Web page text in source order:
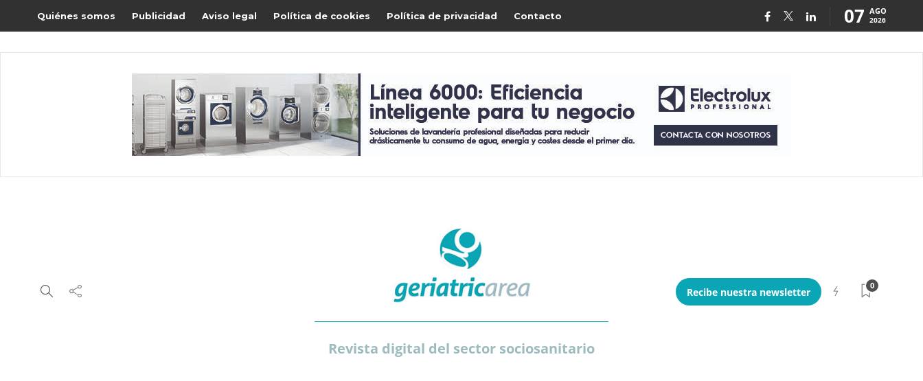
Quiénes somos Publicidad Aviso legal Política de cookies Política de privacidad Contacto 07 AGO
2026
Revista digital del sector sociosanitario
Recibe nuestra newsletter
0